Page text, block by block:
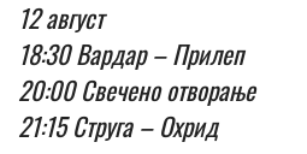
12 август
18:30 Вардар – Прилеп
20:00 Свечено отворање
21:15 Струга – Охрид